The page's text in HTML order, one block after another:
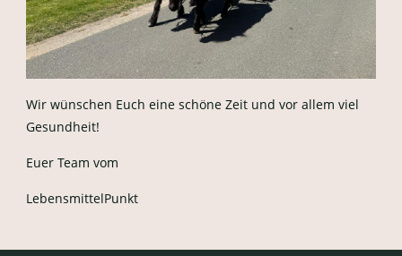
Wir wünschen Euch eine schöne Zeit und vor allem viel
Gesundheit!
Euer Team vom
LebensmittelPunkt